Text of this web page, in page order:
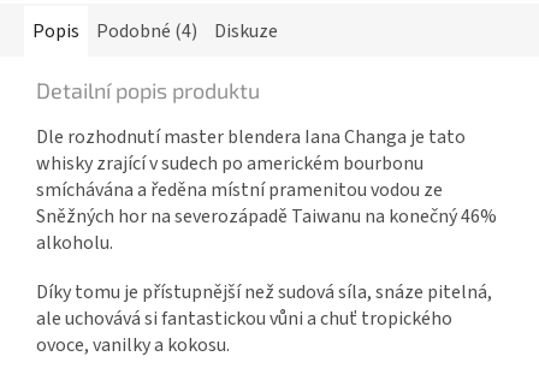
Popis Podobné (4) Diskuze
Detailní popis produktu
Dle rozhodnutí master blendera Iana Changa je tato
whisky zrající v sudech po americkém bourbonu
smíchávána a ředěna místní pramenitou vodou ze
Sněžných hor na severozápadě Taiwanu na konečný 46%
alkoholu.
Díky tomu je přístupnější než sudová síla, snáze pitelná,
ale uchovává si fantastickou vůni a chuť tropického
ovoce, vanilky a kokosu.